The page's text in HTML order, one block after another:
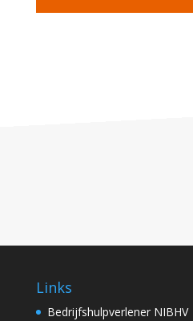
Links
Bedrijfshulpverlener NIBHV